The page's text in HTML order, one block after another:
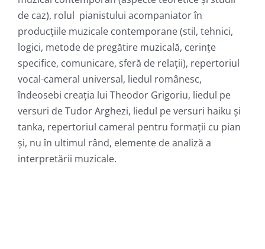
de caz), rolul pianistului acompaniator în
producțiile muzicale contemporane (stil, tehnici,
logici, metode de pregătire muzicală, cerințe
specifice, comunicare, sferă de relații), repertoriul
vocal-cameral universal, liedul românesc,
îndeosebi creația lui Theodor Grigoriu, liedul pe
versuri de Tudor Arghezi, liedul pe versuri haiku și
tanka, repertoriul cameral pentru formații cu pian
și, nu în ultimul rând, elemente de analiză a
interpretării muzicale.